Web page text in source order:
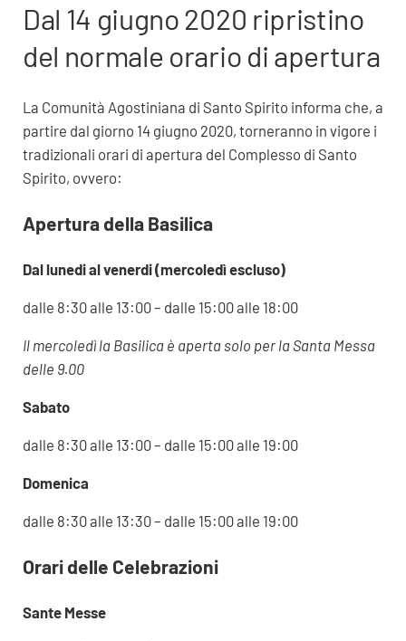
Dal 14 giugno 2020 ripristino
del normale orario di apertura
La Comunità Agostiniana di Santo Spirito informa che, a
partire dal giorno 14 giugno 2020, torneranno in vigore i
tradizionali orari di apertura del Complesso di Santo
Spirito, ovvero:
Apertura della Basilica
Dal lunedi al venerdi (mercoledì escluso)
dalle 8:30 alle 13:00 – dalle 15:00 alle 18:00
Il mercoledì la Basilica è aperta solo per la Santa Messa
delle 9.00
Sabato
dalle 8:30 alle 13:00 – dalle 15:00 alle 19:00
Domenica
dalle 8:30 alle 13:30 – dalle 15:00 alle 19:00
Orari delle Celebrazioni
Sante Messe